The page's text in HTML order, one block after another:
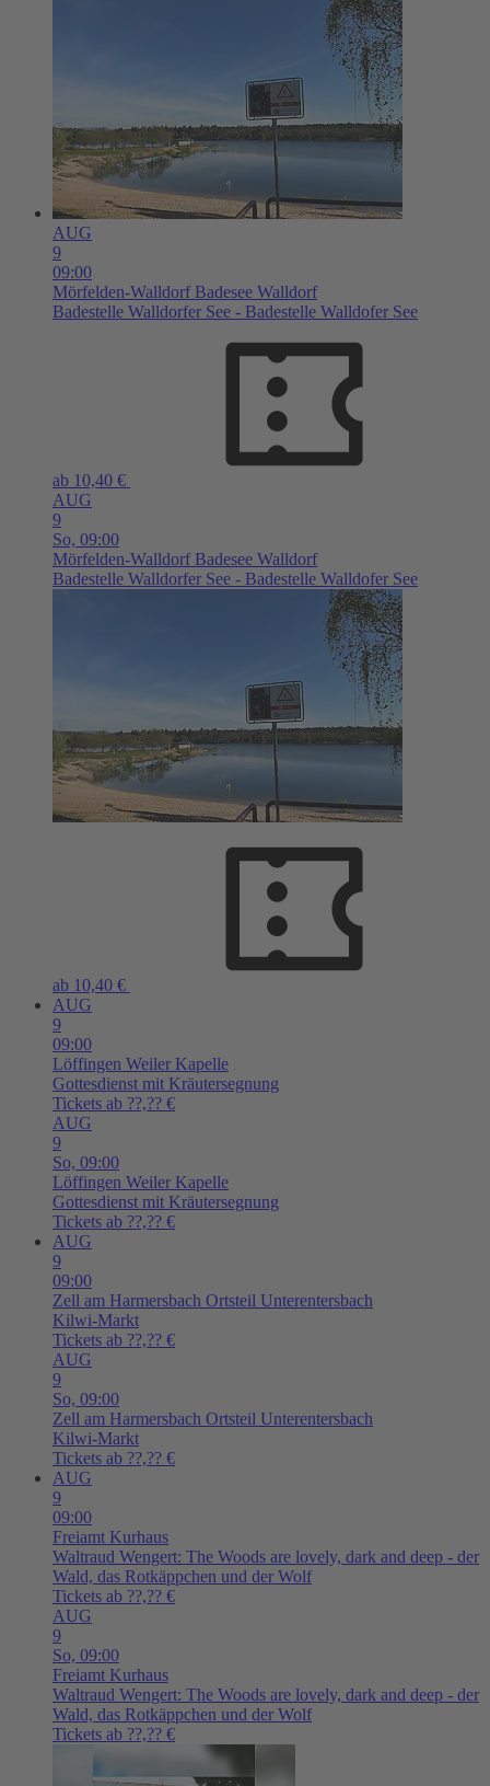
AUG
9
09:00
Mörfelden-Walldorf Badesee Walldorf
Badestelle Walldorfer See - Badestelle Walldofer See
ab 10,40 €
AUG
9
So, 09:00
Mörfelden-Walldorf Badesee Walldorf
Badestelle Walldorfer See - Badestelle Walldofer See
ab 10,40 €
AUG
9
09:00
Löffingen Weiler Kapelle
Gottesdienst mit Kräutersegnung
Tickets ab ??,?? €
AUG
9
So, 09:00
Löffingen Weiler Kapelle
Gottesdienst mit Kräutersegnung
Tickets ab ??,?? €
AUG
9
09:00
Zell am Harmersbach Ortsteil Unterentersbach
Kilwi-Markt
Tickets ab ??,?? €
AUG
9
So, 09:00
Zell am Harmersbach Ortsteil Unterentersbach
Kilwi-Markt
Tickets ab ??,?? €
AUG
9
09:00
Freiamt Kurhaus
Waltraud Wengert: The Woods are lovely, dark and deep - der
Wald, das Rotkäppchen und der Wolf
Tickets ab ??,?? €
AUG
9
So, 09:00
Freiamt Kurhaus
Waltraud Wengert: The Woods are lovely, dark and deep - der
Wald, das Rotkäppchen und der Wolf
Tickets ab ??,?? €